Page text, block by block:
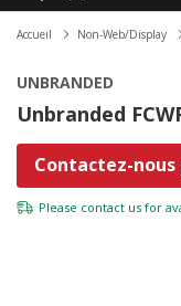
Accueil Non-Web/Display
UNBRANDED
Unbranded
Contactez-
Please contact us for